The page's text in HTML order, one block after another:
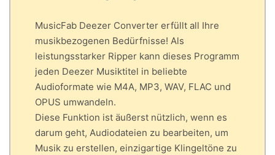
MusicFab Deezer Converter erfüllt all Ihre
musikbezogenen Bedürfnisse! Als
leistungsstarker Ripper kann dieses Programm
jeden Deezer Musiktitel in beliebte
Audioformate wie M4A, MP3, WAV, FLAC und
OPUS umwandeln.
Diese Funktion ist äußerst nützlich, wenn es
darum geht, Audiodateien zu bearbeiten, um
Musik zu erstellen, einzigartige Klingeltöne zu